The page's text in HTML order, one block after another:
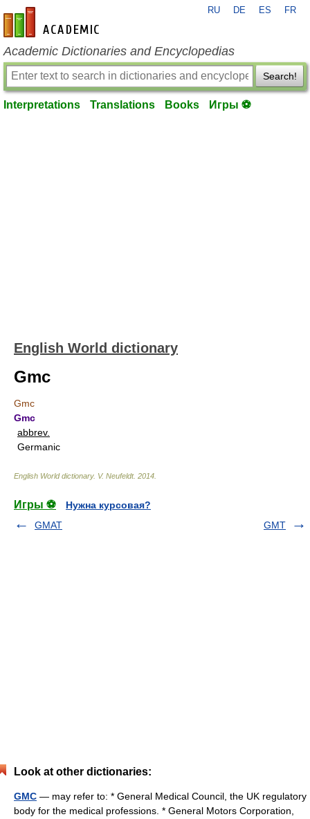
en-academic.com
RU DE ES FR
Academic Dictionaries and Encyclopedias
Search!
Interpretations Translations Books Игры ⚽
English World dictionary
Gmc
Gmc
Gmc
abbrev.
Germanic
English World dictionary. V. Neufeldt. 2014
Игры ⚽
Нужна курсовая?
GMAT
GMT
Look at other dictionaries:
GMC — may refer to: * General Medical Council, the UK regulatory
body for the medical professions. * General Motors Corporation,